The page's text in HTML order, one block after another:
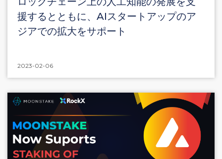
援するとともに、AIスタートアップのア
ジアでの拡大をサポート
2023-02-06